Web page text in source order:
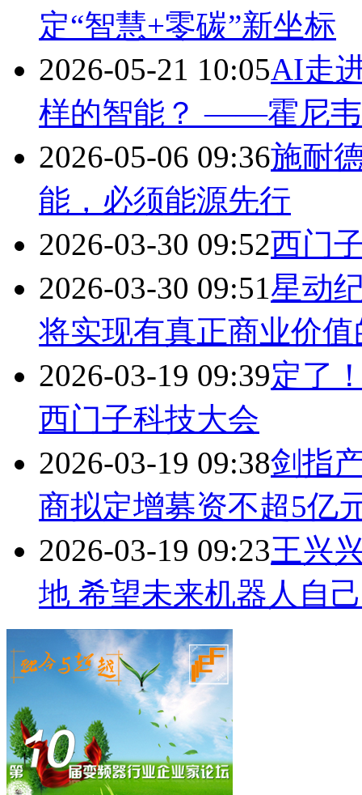
定“智慧+零碳”新坐标
2026-05-21 10:05AI走
样的智能？ ——霍尼
2026-05-06 09:36施耐
能，必须能源先行
2026-03-30 09:52西门
2026-03-30 09:51星动
将实现有真正商业价值
2026-03-19 09:39定了
西门子科技大会
2026-03-19 09:38剑指
商拟定增募资不超5亿
2026-03-19 09:23王兴
地 希望未来机器人自